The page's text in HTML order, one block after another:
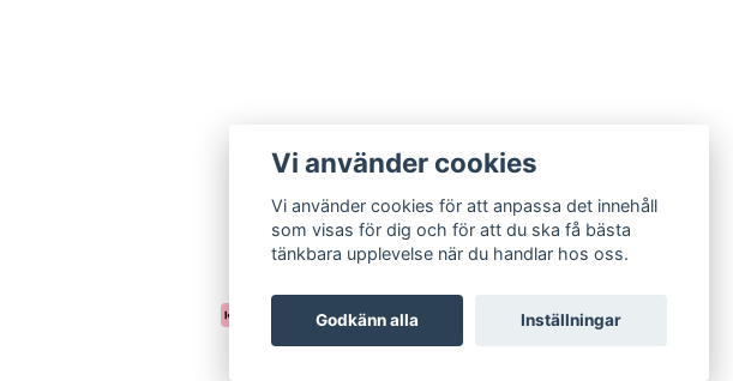
Vi använder cookies
Vi använder cookies för att anpassa det innehåll
som visas för dig och för att du ska få bästa
tänkbara upplevelse när du handlar hos oss.
Godkänn alla Inställningar